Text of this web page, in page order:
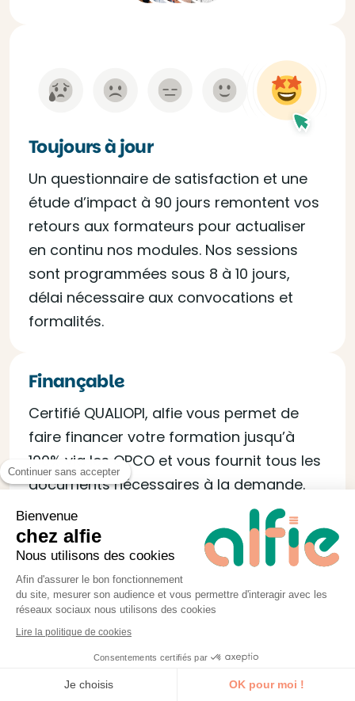
Toujours à jour
Un questionnaire de satisfaction et une
étude d’impact à 90 jours remontent vos
retours aux formateurs pour actualiser
en continu nos modules. Nos sessions
sont programmées sous 8 à 10 jours,
délai nécessaire aux convocations et
formalités.
Finançable
Certifié QUALIOPI, alfie vous permet de
faire financer votre formation jusqu’à
100% via les OPCO et vous fournit tous les
documents nécessaires à la demande.
Continuer sans accepter
Bienvenue
chez alfie
Nous utilisons des cookies
Afin d'assurer le bon fonctionnement
du site, mesurer son audience et vous permettre d'interagir avec les
réseaux sociaux nous utilisons des cookies
Lire la politique de cookies
Consentements certifiés par
Je choisis OK pour moi !